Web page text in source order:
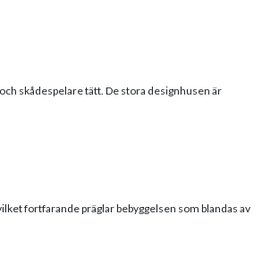
skådespelare tätt. De stora designhusen är
fortfarande präglar bebyggelsen som blandas av